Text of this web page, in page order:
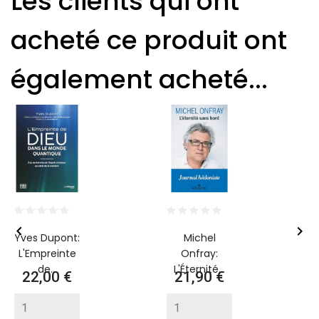
acheté ce produit ont
également acheté...
Yves Dupont:
L'Empreinte
de...
Prix
22,00 €
Michel
Onfray:
L'Éternité...
Prix
21,90 €
 